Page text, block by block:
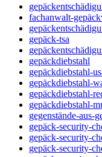
fachanwalt-
gepäck-tsa
gepäckdiebstahl
gepäckdiebstahl-
gepäckdiebstahl-
gepäckdiebstahl-
gepäckdiebstahl-
gegenstände-aus-
gepäck-security-
gepäck-security-
gepäck-security-